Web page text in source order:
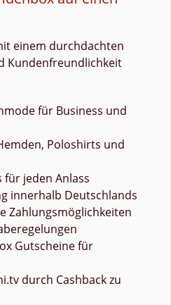
einem durchdachten
Kundenfreundlichkeit
für Business und
Poloshirts und
für jeden Anlass
innerhalb Deutschlands
Zahlungsmöglichkeiten
Gutscheine für
durch Cashback zu